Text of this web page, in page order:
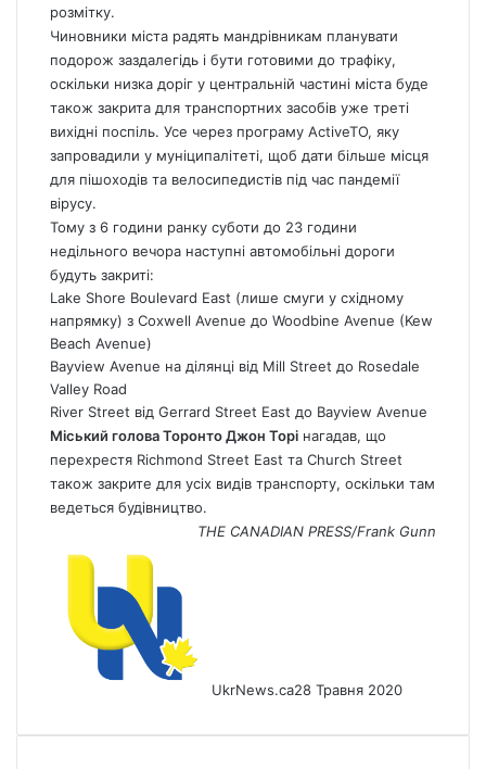
розмітку.
Чиновники міста радять мандрівникам планувати
подорож заздалегідь і бути готовими до трафіку,
оскільки низка доріг у центральній частині міста буде
також закрита для транспортних засобів уже треті
вихідні поспіль. Усе через програму ActiveTO, яку
запровадили у муніципалітеті, щоб дати більше місця
для пішоходів та велосипедистів під час пандемії
вірусу.
Тому з 6 години ранку суботи до 23 години
недільного вечора наступні автомобільні дороги
будуть закриті:
Lake Shore Boulevard East (лише смуги у східному
напрямку) з Coxwell Avenue до Woodbine Avenue (Kew
Beach Avenue)
Bayview Avenue на ділянці від Mill Street до Rosedale
Valley Road
River Street від Gerrard Street East до Bayview Avenue
Міський голова Торонто Джон Торі нагадав, що
перехрестя Richmond Street East та Church Street
також закрите для усіх видів транспорту, оскільки там
ведеться будівництво.
THE CANADIAN PRESS/Frank Gunn
UkrNews.ca28 Травня 2020